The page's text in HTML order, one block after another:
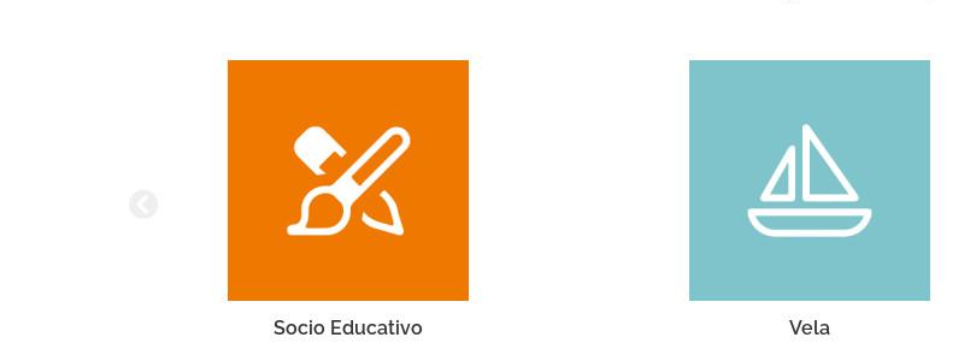
Vela Laboratori